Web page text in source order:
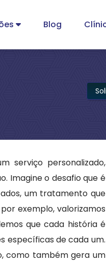
Blog
serviço personalizado,
Imagine o desafio que é
um tratamento que
exemplo, valorizamos
que cada história é
específicas de cada um.
como também gera um